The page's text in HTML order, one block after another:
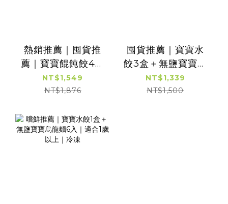
熱銷推薦｜囤貨推
薦｜寶寶餛飩餃4盒
＋無鹽寶寶烏龍麵15
包｜適合1歲以上｜
NT$1,549
NT$1,876
囤貨推薦｜寶寶水
餃3盒＋無鹽寶寶烏
龍麵12入｜適合1歲
以上｜冷凍
NT$1,339
NT$1,500